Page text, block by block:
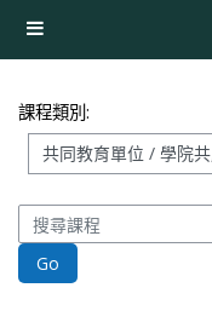
側板
課程類別:
搜尋課程
Go